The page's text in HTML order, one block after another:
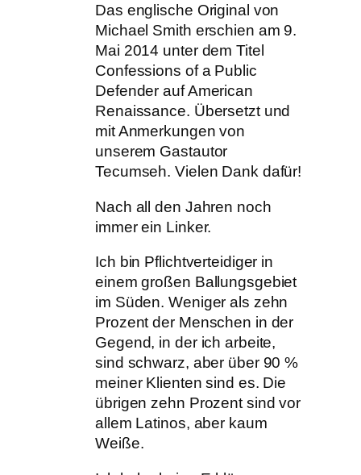
Das englische Original von
Michael Smith erschien am 9.
Mai 2014 unter dem Titel
Confessions of a Public
Defender auf American
Renaissance. Übersetzt und
mit Anmerkungen von
unserem Gastautor
Tecumseh. Vielen Dank dafür!
Nach all den Jahren noch
immer ein Linker.
Ich bin Pflichtverteidiger in
einem großen Ballungsgebiet
im Süden. Weniger als zehn
Prozent der Menschen in der
Gegend, in der ich arbeite,
sind schwarz, aber über 90 %
meiner Klienten sind es. Die
übrigen zehn Prozent sind vor
allem Latinos, aber kaum
Weiße.